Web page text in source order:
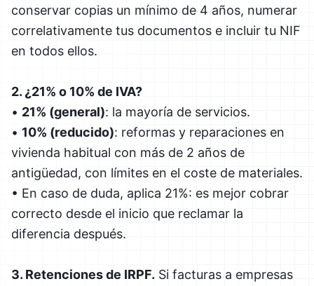
conservar copias un mínimo de 4 años, numerar
correlativamente tus documentos e incluir tu NIF
en todos ellos.
2. ¿21% o 10% de IVA?
• 21% (general): la mayoría de servicios.
• 10% (reducido): reformas y reparaciones en
vivienda habitual con más de 2 años de
antigüedad, con límites en el coste de materiales.
• En caso de duda, aplica 21%: es mejor cobrar
correcto desde el inicio que reclamar la
diferencia después.
3. Retenciones de IRPF. Si facturas a empresas